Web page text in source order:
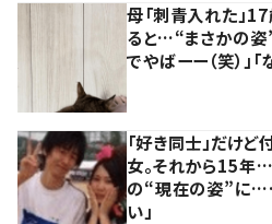
母「刺青入れた」17
ると…“まさかの姿
でやばーー（笑）」「
「好き同士」だけ
女。それから15年
の“現在の姿”に
い」